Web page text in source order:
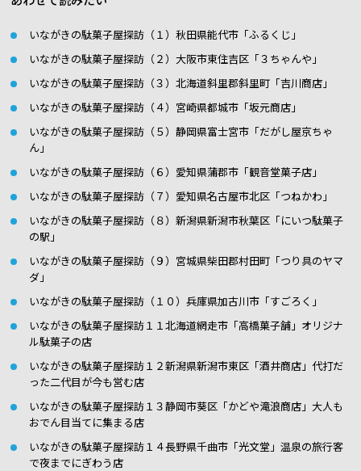
いながきの駄菓子屋探訪（１）秋田県能代市「ふるくじ」
いながきの駄菓子屋探訪（２）大阪市東住吉区「３ちゃんや」
いながきの駄菓子屋探訪（３）北海道斜里郡斜里町「吉川商店」
いながきの駄菓子屋探訪（４）宮崎県都城市「坂元商店」
いながきの駄菓子屋探訪（５）静岡県富士宮市「だがし屋京ちゃ
ん」
いながきの駄菓子屋探訪（６）愛知県蒲郡市「観音堂菓子店」
いながきの駄菓子屋探訪（７）愛知県名古屋市北区「つねかわ」
いながきの駄菓子屋探訪（８）新潟県新潟市秋葉区「にいつ駄菓子
の駅」
いながきの駄菓子屋探訪（９）宮城県柴田郡村田町「つり具のヤマ
ダ」
いながきの駄菓子屋探訪（１０）兵庫県加古川市「すごろく」
いながきの駄菓子屋探訪１１北海道網走市「高橋菓子舗」オリジナ
ル駄菓子の店
いながきの駄菓子屋探訪１２新潟県新潟市東区「酒井商店」代打だ
った二代目が今も営む店
いながきの駄菓子屋探訪１３静岡市葵区「かどや滝浪商店」大人も
おでん目当てに集まる店
いながきの駄菓子屋探訪１４長野県千曲市「光文堂」温泉の旅行客
で夜までにぎわう店